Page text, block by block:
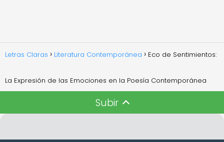
Letras Claras Literatura Contemporánea Eco de Sentimientos:
La Expresión de las Emociones en la Poesía Contemporánea
Subir